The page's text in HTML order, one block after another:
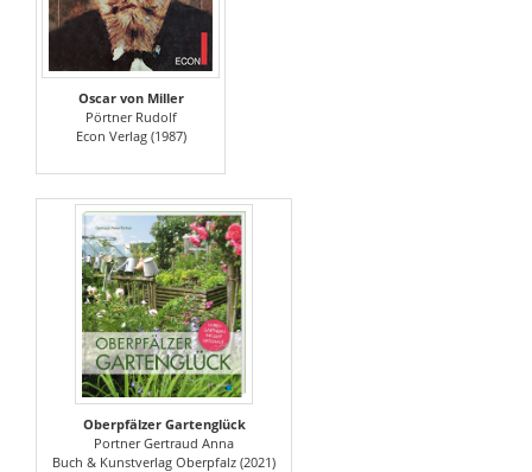
Oscar von Miller
Pörtner Rudolf
Econ Verlag (1987)
Oberpfälzer Gartenglück
Portner Gertraud Anna
Buch & Kunstverlag Oberpfalz (2021)